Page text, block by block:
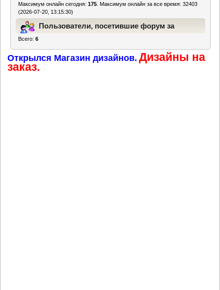
Максимум онлайн сегодня:175 . Максимум онлайн за все время: 32403
(2026-07-20, 13:15:30)
Пользователи, посетившие форум за
Всего:6
Открылся Магазин дизайнов. Дизайны на
заказ.